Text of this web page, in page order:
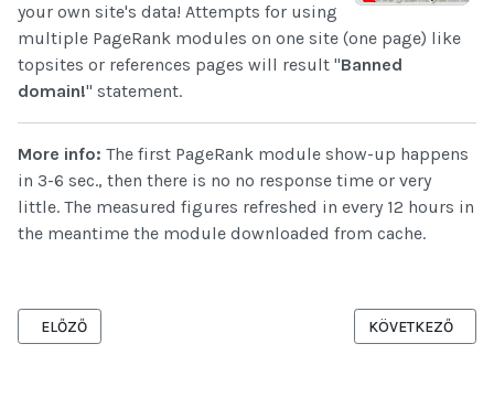
your own site's data! Attempts for using
multiple PageRank modules on one site (one page) like
topsites or references pages will result "Banned
domain!" statement.
More info: The first PageRank module show-up happens
in 3-6 sec., then there is no no response time or very
little. The measured figures refreshed in every 12 hours in
the meantime the module downloaded from cache.
ELŐZŐ CIKK: SZERVERVIRTUALIZÁCIÓ FUJITSU PRIMERGY
ELŐZŐ KÖVETKEZŐ
KÖVETKEZŐ